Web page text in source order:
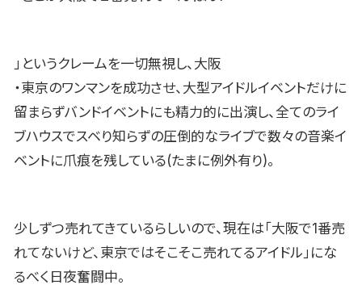
」というクレームを一切無視し、大阪
・東京のワンマンを成功させ、大型アイドルイベントだけに
留まらずバンドイベントにも精力的に出演し、全てのライ
ブハウスでスベり知らずの圧倒的なライブで数々の音楽イ
ベントに爪痕を残している(たまに例外有り)。
少しずつ売れてきているらしいので、現在は「大阪で1番売
れてないけど、東京ではそこそこ売れてるアイドル」にな
るべく日夜奮闘中。